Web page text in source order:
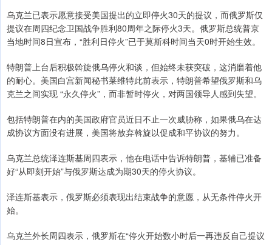
乌克兰已表示愿意接受美国提出的立即停火30天的提议，而俄罗斯仅
提议在周四纪念卫国战争胜利80周年之际停火3天。俄罗斯总统普京
当地时间8日宣布，“胜利日停火”已于莫斯科时间当天0时开始生效。
特朗普上台后积极斡旋俄乌停火和谈，但始终未获突破，这消磨着他
的耐心。美国白宫新闻秘书莱维特此前表示，特朗普希望俄罗斯和乌
克兰之间实现 “永久停火”，而非暂时停火，对两国领导人感到失望。
包括特朗普在内的美国政府官员近日不止一次威胁称，如果俄乌在达
成协议方面没有进展，美国将放弃斡旋以促成和平协议的努力。
乌克兰总统泽连斯基周四表示，他在电话中告诉特朗普，基辅已准备
好“从即刻开始”与俄罗斯达成为期30天的停火协议。
泽连斯基表示，俄罗斯必须表现出结束战争的意愿，从无条件停火开
始。
乌克兰外长周四表示，俄罗斯在“停火开始数小时后一再违反自己提议